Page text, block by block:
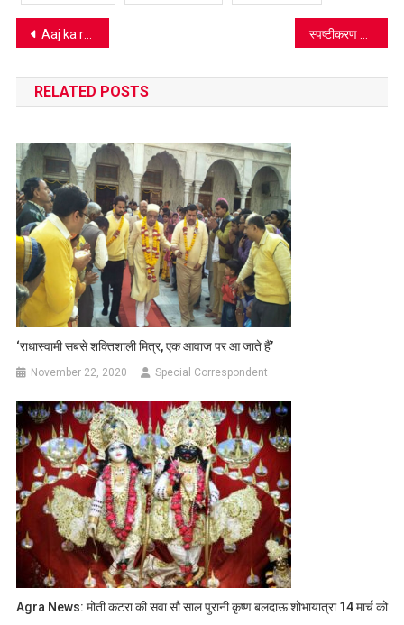
Post
navigation
Aaj ka rashifal 22 July 2020: इस राशि वाले लोगों को मिलेगी बड़ी समस्या से मुक्ति स्पष्टीकरण नहीं, काम शुरू होना चाहिए – महापौर नवीन जैन
RELATED POSTS
‘राधास्वामी सबसे शक्तिशाली मित्र, एक आवाज पर आ जाते हैं’
November 22, 2020 Special Correspondent
Agra News: मोती कटरा की सवा सौ साल पुरानी कृष्ण बलदाऊ शोभायात्रा 14 मार्च को